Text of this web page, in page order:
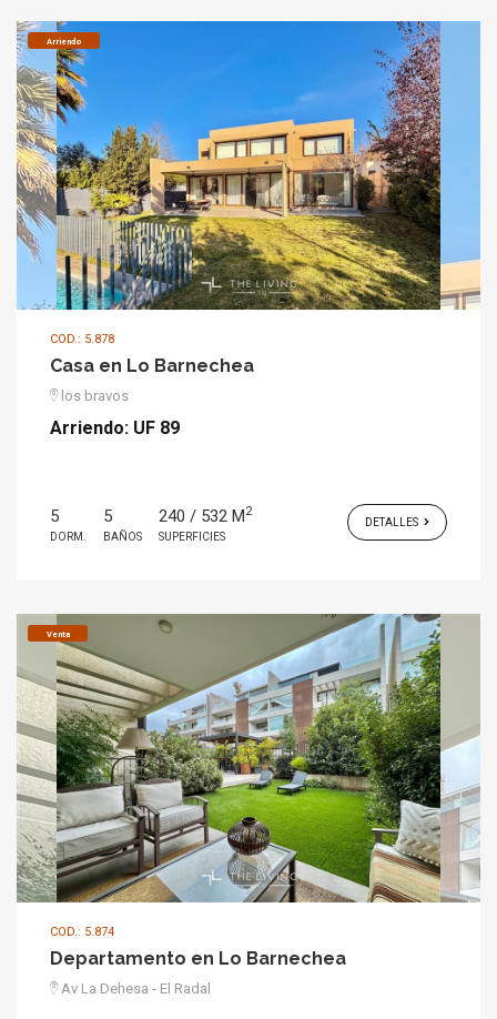
Arriendo
COD.: 5.878
Casa en Lo Barnechea
los bravos
Arriendo: UF 89
5
DORM.
5
BAÑOS
240 / 532 M2
SUPERFICIES
DETALLES
Venta
COD.: 5.874
Departamento en Lo Barnechea
Av La Dehesa - El Radal